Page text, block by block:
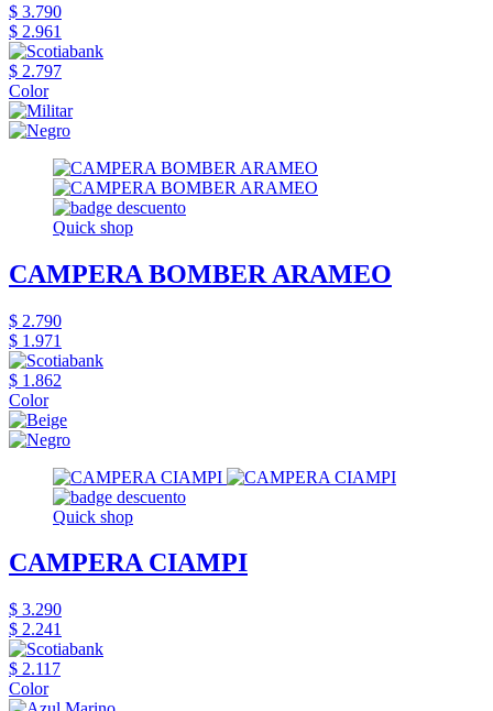
$ 3.790
$ 2.961
$ 2.797
Color
Quick shop
CAMPERA BOMBER ARAMEO
$ 2.790
$ 1.971
$ 1.862
Color
Quick shop
CAMPERA CIAMPI
$ 3.290
$ 2.241
$ 2.117
Color